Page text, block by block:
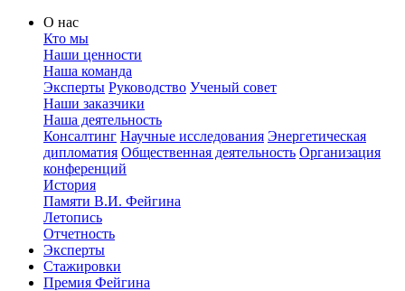
О нас
Кто мы
Наши ценности
Наша команда
Эксперты Руководство Ученый совет
Наши заказчики
Наша деятельность
Консалтинг Научные исследования Энергетическая
дипломатия Общественная деятельность Организация
конференций
История
Памяти В.И. Фейгина
Летопись
Отчетность
Эксперты
Стажировки
Премия Фейгина